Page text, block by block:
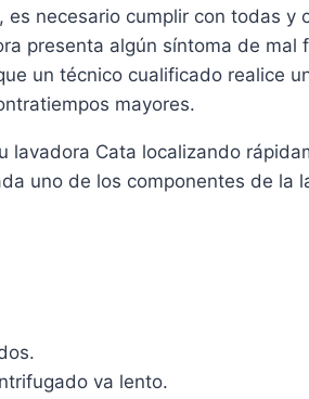
necesario cumplir con todas
presenta algún síntoma de
un técnico cualificado realice
mayores.
lavadora Cata localizando
uno de los componentes de la
va lento.